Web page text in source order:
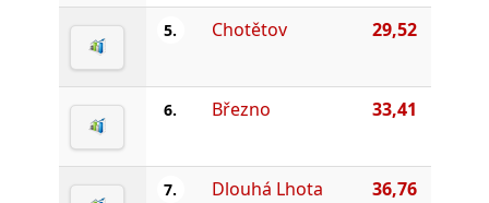
5. Chotětov 29,52
6. Březno 33,41
7. Dlouhá Lhota 36,76